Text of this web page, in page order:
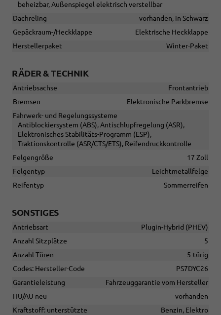
beheizbar, Außenspiegel elektrisch verstellbar
Dachreling
vorhanden, in Schwarz
Gepäckraum-/Heckklappe
Elektrische Heckklappe
Herstellerpaket
Winter-Paket
RÄDER & TECHNIK
Antriebsachse
Frontantrieb
Bremsen
Elektronische Parkbremse
Fahrwerk- und Regelungssysteme
Antiblockiersystem (ABS), Antischlupfregelung (ASR),
Elektronisches Stabilitäts-Programm (ESP),
Traktionskontrolle (ASR/CTS/ETS), Reifendruckkontrolle
Felgengröße
17 Zoll
Felgentyp
Leichtmetallfelge
Reifentyp
Sommerreifen
SONSTIGES
Antriebsart
Plugin-Hybrid (PHEV)
Anzahl Sitzplätze
5
Anzahl Türen
5-türig
Codes: Hersteller-Code
PS7DYC26
Garantieleistung
Fahrzeuggarantie vom Hersteller
HU/AU neu
vorhanden
Kraftstoff: unterstützte
Benzin, Elektro